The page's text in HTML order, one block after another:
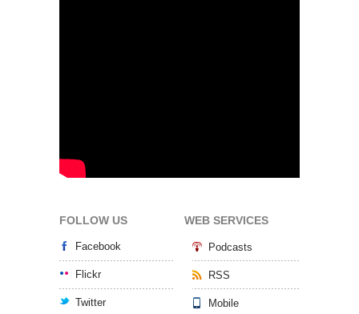
FOLLOW US
Facebook
Flickr
Twitter
WEB SERVICES
Podcasts
RSS
Mobile